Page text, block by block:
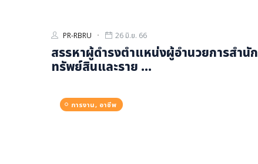
PR-RBRU 26 มิ.ย. 66
สรรหาผู้ดำรงตำแหน่งผู้อำนวยการสำนัก
ทรัพย์สินและราย ...
การงาน, อาชีพ